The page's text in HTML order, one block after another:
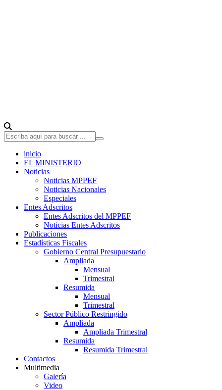
inicio
EL MINISTERIO
Noticias
Noticias MPPEF
Noticias Nacionales
Especiales
Entes Adscritos
Entes Adscritos del MPPEF
Noticias Entes Adscritos
Publicaciones
Estadísticas Fiscales
Gobierno Central Presupuestario
Ampliada
Mensual
Trimestral
Resumida
Mensual
Trimestral
Sector Público Restringido
Ampliada
Ampliada Trimestral
Resumida
Resumida Trimestral
Contactos
Multimedia
Galería
Video